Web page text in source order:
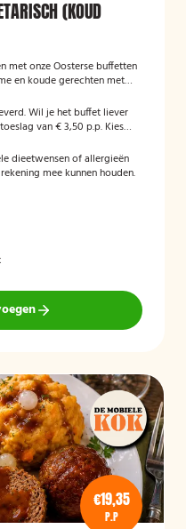
(KOUD
met onze Oosterse buffetten
en koude gerechten met
Wil je het buffet liever
van € 3,50 p.p. Kies
dieetwensen of allergieën
mee kunnen houden.
€19,35
P.P